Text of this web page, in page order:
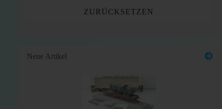
ZURÜCKSETZEN
Neue Artikel